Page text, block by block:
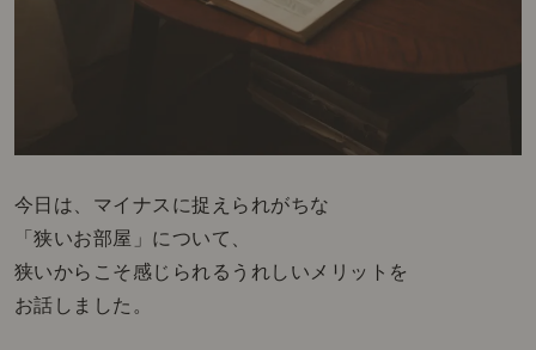
今日は、マイナスに捉えられがちな
「狭いお部屋」について、
狭いからこそ感じられるうれしいメリットを
お話しました。